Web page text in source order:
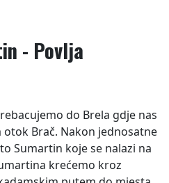
- Povlja
do Brela gdje nas
Brač. Nakon jednosatne
Sumartin koje se nalazi na
krećemo kroz